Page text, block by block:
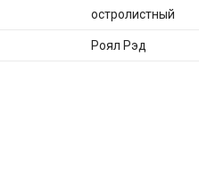
остролистный
Роял Рэд